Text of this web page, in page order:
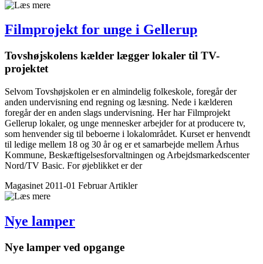
Filmprojekt for unge i Gellerup
Tovshøjskolens kælder lægger lokaler til TV-
projektet
Selvom Tovshøjskolen er en almindelig folkeskole, foregår der
anden und­ervisning end regning og læsning. Nede i kælderen
foregår der en anden slags undervisning. Her har Filmprojekt
Gellerup lokaler, og unge mennesker arbejder for at producere tv,
som henvender sig til beboerne i lokalområdet. Kurset er henvendt
til ledige mellem 18 og 30 år og er et samarbejde mellem Århus
Kommune, Beskæftigelsesforvaltningen og Arbejdsmarkedscenter
Nord/TV Basic. For øjeblikket er der
Magasinet 2011-01 Februar Artikler
Nye lamper
Nye lamper ved opgange